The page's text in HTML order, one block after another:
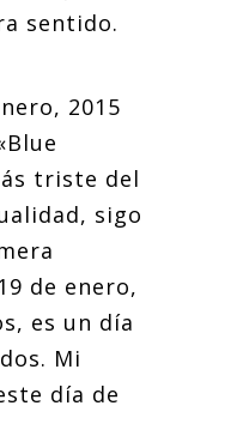
sentido.
2015
triste del
sigo
de enero,
es un día
Mi
día de